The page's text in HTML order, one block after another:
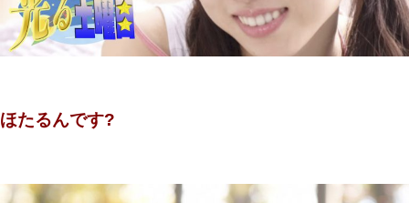
ほたるんです?